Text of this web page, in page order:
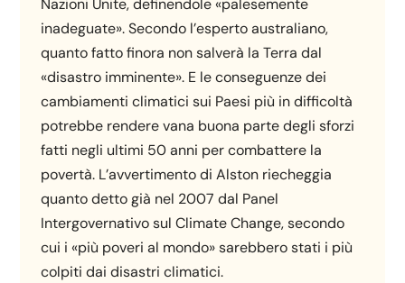
Nazioni Unite, definendole «palesemente
inadeguate». Secondo l’esperto australiano,
quanto fatto finora non salverà la Terra dal
«disastro imminente». E le conseguenze dei
cambiamenti climatici sui Paesi più in difficoltà
potrebbe rendere vana buona parte degli sforzi
fatti negli ultimi 50 anni per combattere la
povertà. L’avvertimento di Alston riecheggia
quanto detto già nel 2007 dal Panel
Intergovernativo sul Climate Change, secondo
cui i «più poveri al mondo» sarebbero stati i più
colpiti dai disastri climatici.